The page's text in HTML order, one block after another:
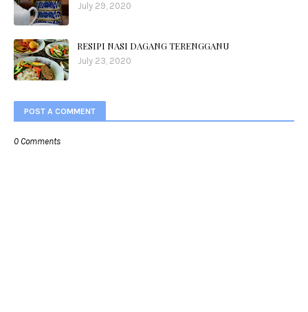
July 29, 2020
RESIPI NASI DAGANG TERENGGANU
July 23, 2020
POST A COMMENT
0 Comments